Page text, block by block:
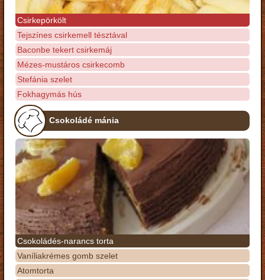
Csirkepörkölt
Tejszínes csirkemell tésztával
Baconbe tekert csirkemáj
Mézes-mustáros csirkecomb
Stefánia szelet
Fokhagymás hús
Csokoládé mánia
Csokoládés-narancs torta
Vaníliakrémes gomb szelet
Atomtorta